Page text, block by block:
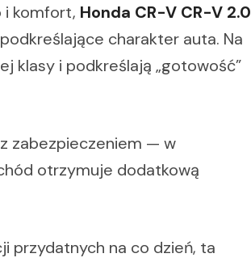
i komfort, Honda CR-V CR-V 2.0
charakter auta. Na
klasy i podkreślają „gotowość”
zabezpieczeniem — w
otrzymuje dodatkową
przydatnych na co dzień, ta